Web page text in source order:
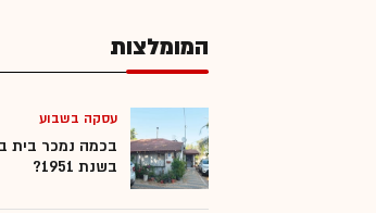
המומלצות
עסקה בשבוע
בכמה נמכר בית
בשנת 1951?